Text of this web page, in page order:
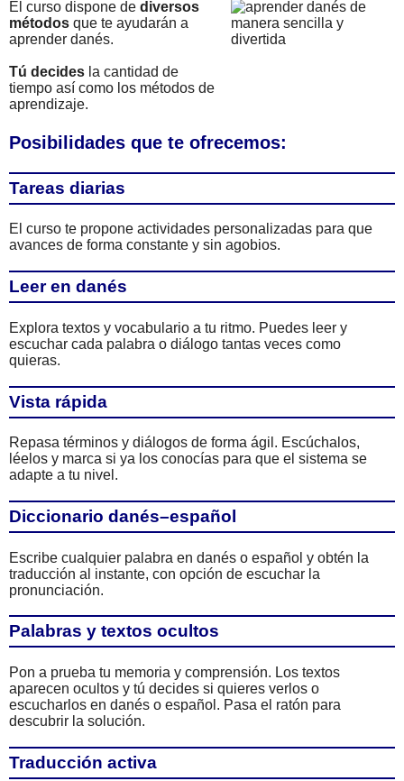
El curso dispone de diversos
métodos que te ayudarán a
aprender danés.
Tú decides la cantidad de
tiempo así como los métodos de
aprendizaje.
Posibilidades que te ofrecemos:
Tareas diarias
El curso te propone actividades personalizadas para que
avances de forma constante y sin agobios.
Leer en danés
Explora textos y vocabulario a tu ritmo. Puedes leer y
escuchar cada palabra o diálogo tantas veces como
quieras.
Vista rápida
Repasa términos y diálogos de forma ágil. Escúchalos,
léelos y marca si ya los conocías para que el sistema se
adapte a tu nivel.
Diccionario danés–español
Escribe cualquier palabra en danés o español y obtén la
traducción al instante, con opción de escuchar la
pronunciación.
Palabras y textos ocultos
Pon a prueba tu memoria y comprensión. Los textos
aparecen ocultos y tú decides si quieres verlos o
escucharlos en danés o español. Pasa el ratón para
descubrir la solución.
Traducción activa